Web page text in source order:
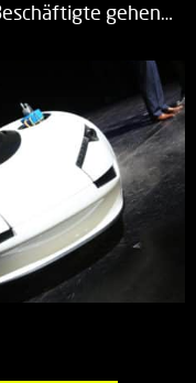
gehen…